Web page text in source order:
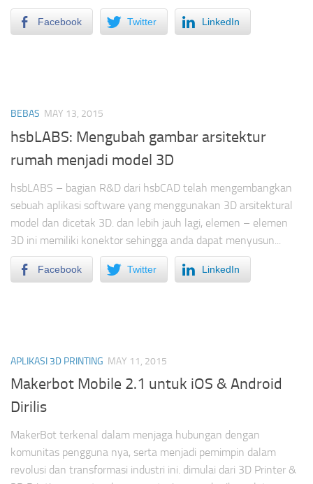
Facebook Twitter LinkedIn
BEBAS MAY 13, 2015
hsbLABS: Mengubah gambar arsitektur
rumah menjadi model 3D
hsbLABS – bagian R&D dari hsbCAD telah mengembangkan
sebuah aplikasi software yang menggunakan 3D arsitektural
model dan dicetak 3D. dan lebih jauh lagi, elemen – elemen
3D ini memiliki konektor sehingga anda dapat menyusun...
Facebook Twitter LinkedIn
APLIKASI 3D PRINTING MAY 11, 2015
Makerbot Mobile 2.1 untuk iOS & Android
Dirilis
MakerBot terkenal dalam menjaga hubungan dengan
komunitas pengguna nya, serta menjadi pemimpin dalam
revolusi dan transformasi industri ini. dimulai dari 3D Printer &